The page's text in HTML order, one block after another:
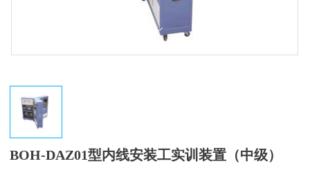
BOH-DAZ01型内线安装工实训装置（中级）